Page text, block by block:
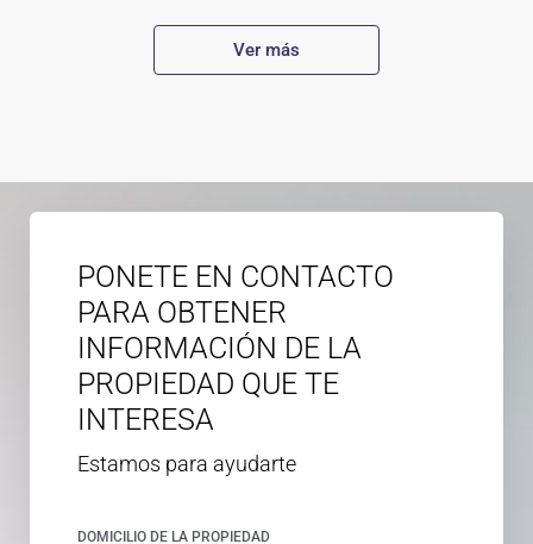
Ver más
PONETE EN CONTACTO
PARA OBTENER
INFORMACIÓN DE LA
PROPIEDAD QUE TE
INTERESA
Estamos para ayudarte
DOMICILIO DE LA PROPIEDAD